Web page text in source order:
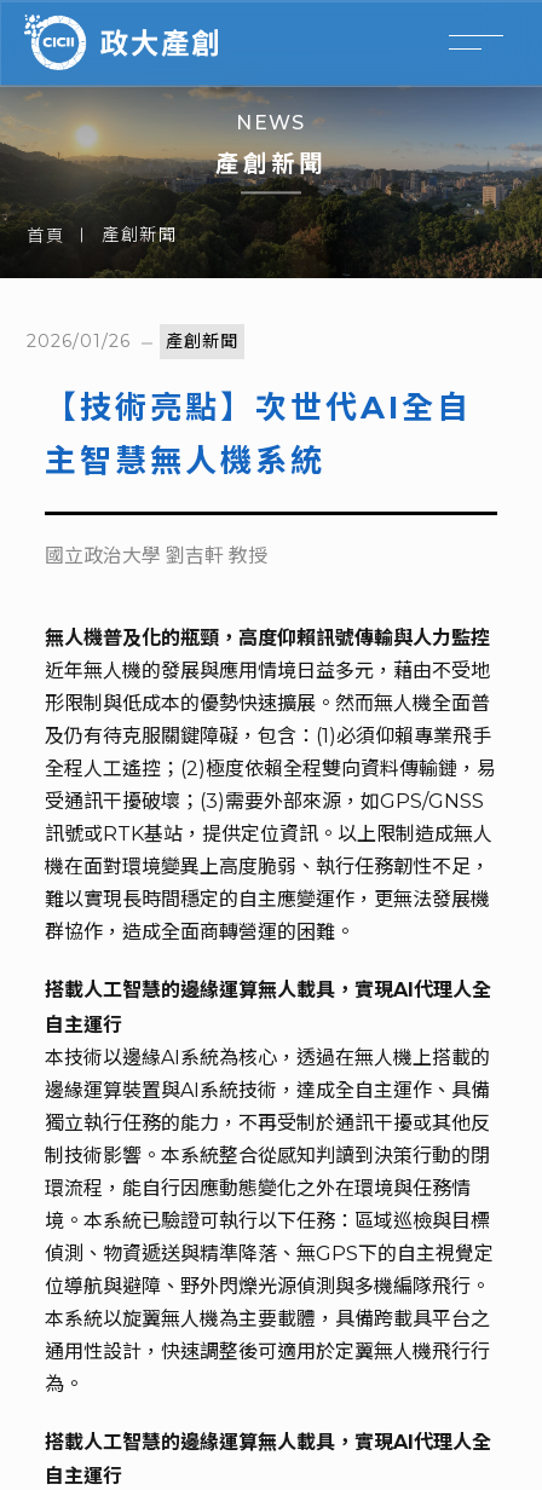
NEWS
產創新聞
首頁 產創新聞
2026/01/26 產創新聞
【技術亮點】次世代AI全自
主智慧無人機系統
國立政治大學 劉吉軒 教授
無人機普及化的瓶頸，高度仰賴訊號傳輸與人力監控
近年無人機的發展與應用情境日益多元，藉由不受地
形限制與低成本的優勢快速擴展。然而無人機全面普
及仍有待克服關鍵障礙，包含：(1)必須仰賴專業飛手
全程人工遙控；(2)極度依賴全程雙向資料傳輸鏈，易
受通訊干擾破壞；(3)需要外部來源，如GPS/GNSS
訊號或RTK基站，提供定位資訊。以上限制造成無人
機在面對環境變異上高度脆弱、執行任務韌性不足，
難以實現長時間穩定的自主應變運作，更無法發展機
群協作，造成全面商轉營運的困難。
搭載人工智慧的邊緣運算無人載具，實現AI代理人全
自主運行
本技術以邊緣AI系統為核心，透過在無人機上搭載的
邊緣運算裝置與AI系統技術，達成全自主運作、具備
獨立執行任務的能力，不再受制於通訊干擾或其他反
制技術影響。本系統整合從感知判讀到決策行動的閉
環流程，能自行因應動態變化之外在環境與任務情
境。本系統已驗證可執行以下任務：區域巡檢與目標
偵測、物資遞送與精準降落、無GPS下的自主視覺定
位導航與避障、野外閃爍光源偵測與多機編隊飛行。
本系統以旋翼無人機為主要載體，具備跨載具平台之
通用性設計，快速調整後可適用於定翼無人機飛行行
為。
搭載人工智慧的邊緣運算無人載具，實現AI代理人全
自主運行